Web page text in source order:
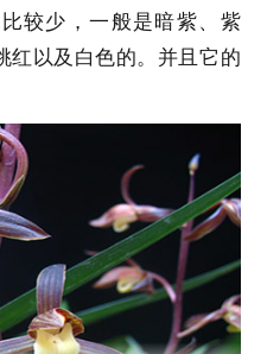
较少，一般是暗紫、紫
红以及白色的。并且它的